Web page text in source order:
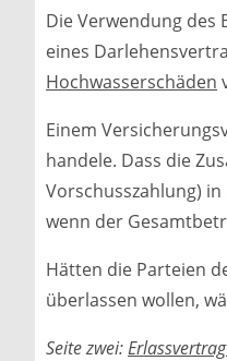
Die Verwendung des
eines
Hochwasserschäden
Einem
handele. Dass die
Vorschusszahlung)
wenn der
Hätten die Parteien
überlassen wollen,
Seite zwei: